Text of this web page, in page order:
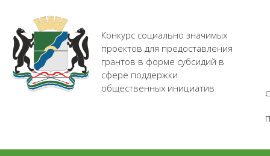
Конкурс социально значимых
проектов для предоставления
грантов в форме субсидий в
сфере поддержки
общественных инициатив